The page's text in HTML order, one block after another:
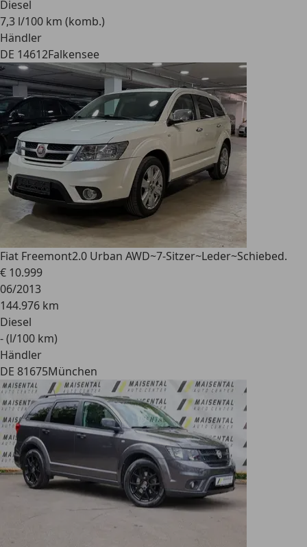
Diesel
7,3 l/100 km (komb.)
Händler
DE 14612Falkensee
Fiat Freemont2.0 Urban AWD~7-Sitzer~Leder~Schiebed.
€ 10.999
06/2013
144.976 km
Diesel
- (l/100 km)
Händler
DE 81675München